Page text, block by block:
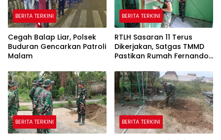
BERITA TERKINI
Cegah Balap Liar, Polsek
Buduran Gencarkan Patroli
Malam
BERITA TERKINI
RTLH Sasaran 11 Terus
Dikerjakan, Satgas TMMD
Pastikan Rumah Fernando
BERITA TERKINI BERITA TERKINI